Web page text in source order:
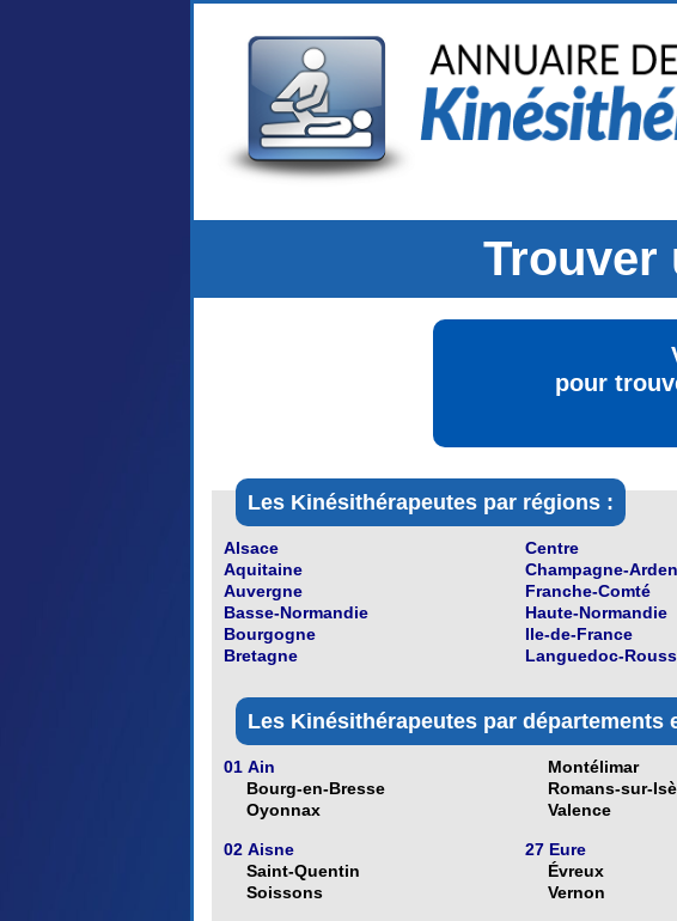
Trouver
pour
Les Kinésithérapeutes par régions :
Alsace
Aquitaine
Auvergne
Basse-Normandie
Bourgogne
Bretagne
Centre
Champagne-
Franche-Comté
Haute-Normandie
Ile-de-France
Languedoc-
Les Kinésithérapeutes par départements
01 Ain
Bourg-en-Bresse
Oyonnax
02 Aisne
Saint-Quentin
Soissons
Montélimar
Romans-sur-
Valence
27 Eure
Évreux
Vernon